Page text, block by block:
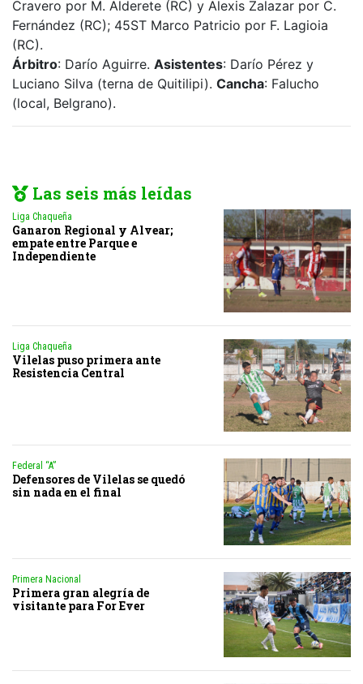
Cravero por M. Alderete (RC) y Alexis Zalazar por C.
Fernández (RC); 45ST Marco Patricio por F. Lagioia
(RC).
Árbitro: Darío Aguirre. Asistentes: Darío Pérez y
Luciano Silva (terna de Quitilipi). Cancha: Falucho
(local, Belgrano).
Las seis más leídas
Liga Chaqueña
Ganaron Regional y Alvear;
empate entre Parque e
Independiente
Liga Chaqueña
Vilelas puso primera ante
Resistencia Central
Federal “A”
Defensores de Vilelas se quedó
sin nada en el final
Primera Nacional
Primera gran alegría de
visitante para For Ever